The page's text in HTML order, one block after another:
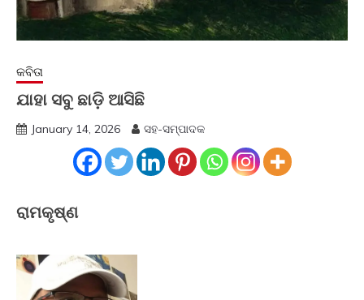
କବିତା
ଯାହା ସବୁ ଛାଡ଼ି ଆସିଛି
January 14, 2026 ସହ-ସମ୍ପାଦକ
ରାମକୃଷ୍ଣ